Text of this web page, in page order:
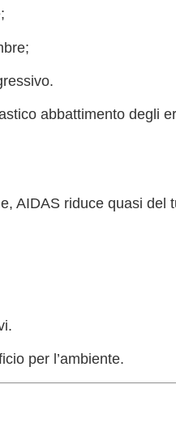
abbattimento degli
AIDAS riduce quasi del
per l’ambiente.